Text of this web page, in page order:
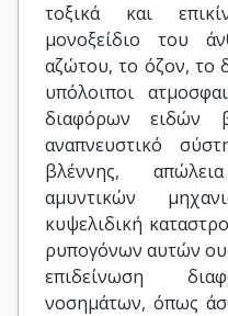
τοξικά και
μονοξείδιο του
αζώτου, το όζον, το
υπόλοιποι
διαφόρων ειδών
αναπνευστικό
βλέννης,
αμυντικών
κυψελιδική
ρυπογόνων αυτών
επιδείνωση
νοσημάτων, όπως